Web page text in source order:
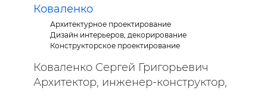
Коваленко
Архитектурное проектирование
Дизайн интерьеров, декорирование
Конструкторское проектирование
Коваленко Сергей Григорьевич
Архитектор, инженер-конструктор,